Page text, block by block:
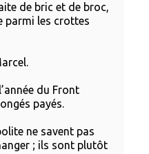
de bric et de broc,
parmi les crottes
du Front
payés.
ne savent pas
; ils sont plutôt